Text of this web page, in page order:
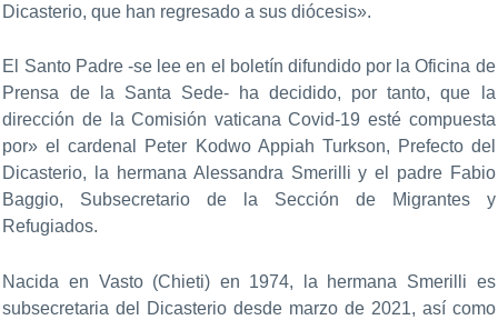
Dicasterio, que han regresado a sus diócesis».
El Santo Padre -se lee en el boletín difundido por la Oficina de
Prensa de la Santa Sede- ha decidido, por tanto, que la
dirección de la Comisión vaticana Covid-19 esté compuesta
por» el cardenal Peter Kodwo Appiah Turkson, Prefecto del
Dicasterio, la hermana Alessandra Smerilli y el padre Fabio
Baggio, Subsecretario de la Sección de Migrantes y
Refugiados.
Nacida en Vasto (Chieti) en 1974, la hermana Smerilli es
subsecretaria del Dicasterio desde marzo de 2021, así como